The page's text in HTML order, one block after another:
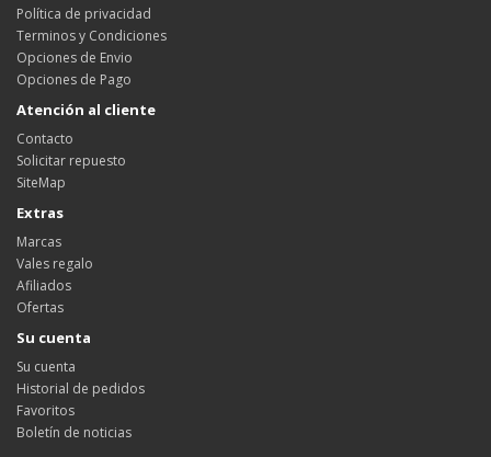
Política de privacidad
Terminos y Condiciones
Opciones de Envio
Opciones de Pago
Atención al cliente
Contacto
Solicitar repuesto
SiteMap
Extras
Marcas
Vales regalo
Afiliados
Ofertas
Su cuenta
Su cuenta
Historial de pedidos
Favoritos
Boletín de noticias